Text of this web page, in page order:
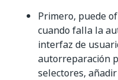
Primero, puede
cuando falla la
interfaz de
autorreparación
selectores,